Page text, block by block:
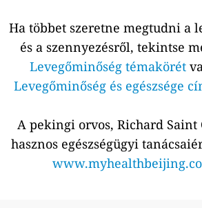
Ha többet szeretne megtudni a
és a szennyezésről, tekintse
Levegőminőség témakörét
Levegőminőség és egészsége
A pekingi orvos, Richard Saint
hasznos egészségügyi